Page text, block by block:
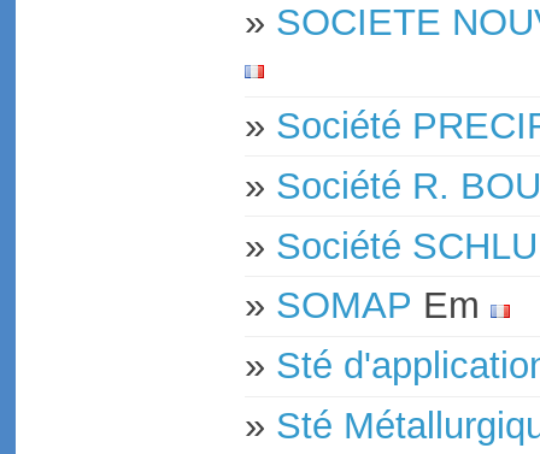
» SOCIETE
» Société
» Société R.
» Société
» SOMAP Em
» Sté
» Sté